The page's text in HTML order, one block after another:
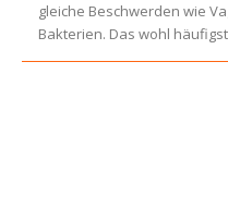
gleiche Beschwerden wie
Bakterien. Das wohl